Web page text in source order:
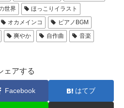
世界
ほっこりイラスト
オカメインコ
ピアノBGM
爽やか 自作曲
音楽
ェアする
Facebook はてブ